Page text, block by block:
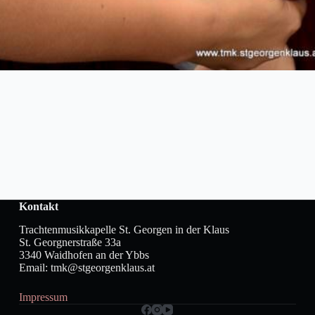
Kontakt
Trachtenmusikkapelle St. Georgen in der Klaus
St. Georgnerstraße 33a
3340 Waidhofen an der Ybbs
Email: tmk@stgeorgenklaus.at
Impressum